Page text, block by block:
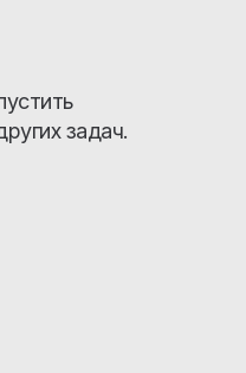
задач.